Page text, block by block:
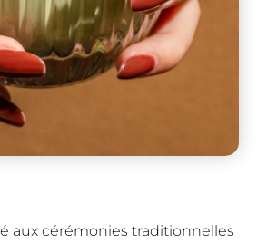
aux cérémonies traditionnelles